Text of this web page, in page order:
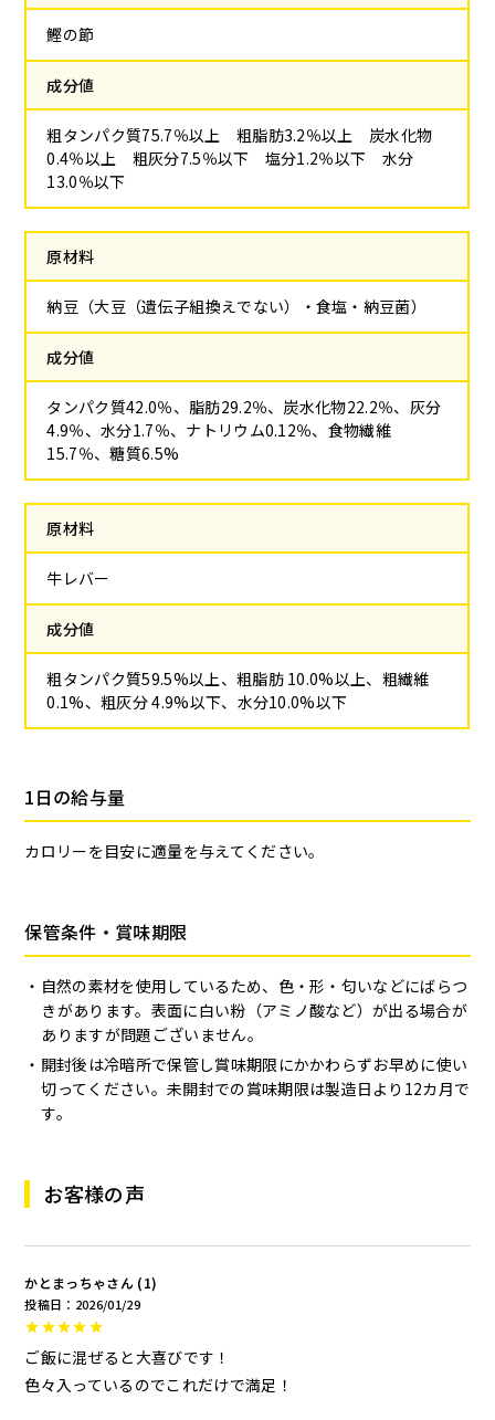
鰹の節
成分値
粗タンパク質75.7％以上 粗脂肪3.2％以上 炭水化物
0.4％以上 粗灰分7.5％以下 塩分1.2％以下 水分
13.0％以下
原材料
納豆（大豆（遺伝子組換えでない）・食塩・納豆菌）
成分値
タンパク質42.0％、脂肪29.2％、炭水化物22.2％、灰分
4.9％、水分1.7％、ナトリウム0.12％、食物繊維
15.7％、糖質6.5%
原材料
牛レバー
成分値
粗タンパク質59.5%以上、粗脂肪 10.0%以上、粗繊維
0.1%、粗灰分 4.9%以下、水分10.0%以下
1日の給与量
カロリーを目安に適量を与えてください。
保管条件・賞味期限
自然の素材を使用しているため、色・形・匂いなどにばらつ
きがあります。表面に白い粉（アミノ酸など）が出る場合が
ありますが問題ございません。
開封後は冷暗所で保管し賞味期限にかかわらずお早めに使い
切ってください。未開封での賞味期限は製造日より12カ月で
す。
お客様の声
かとまっちゃ 1
投稿日 2026/01/29
ご飯に混ぜると大喜びです！
色々入っているのでこれだけで満足！